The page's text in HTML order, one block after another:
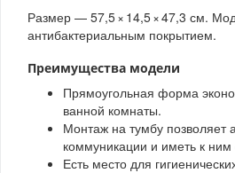
Размер — 57,5 × 14,5 × 47,3 см.
антибактериальным покрытием.
Преимущества модели
Прямоугольная форма
ванной комнаты.
Монтаж на тумбу позволяет
коммуникации и иметь к
Есть место для